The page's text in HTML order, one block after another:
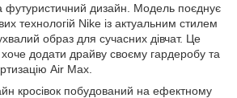
футуристичний дизайн. Модель поєднує
технологій Nike із актуальним стилем
образ для сучасних дівчат. Це
хоче додати драйву своєму гардеробу та
Air Max.
кросівок побудований на ефектному